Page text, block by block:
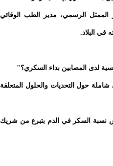
الرسمي، مدير الطب الوقائي
في البلاد.
لدى المصابين بداء السكري؟"
حول التحديات والحلول المتعلقة
لمنظمة النجدة للسكري موريتانيا وتوزيع 50 جهازًا لقياس نسبة السكر في الدم بتبرع من شريك